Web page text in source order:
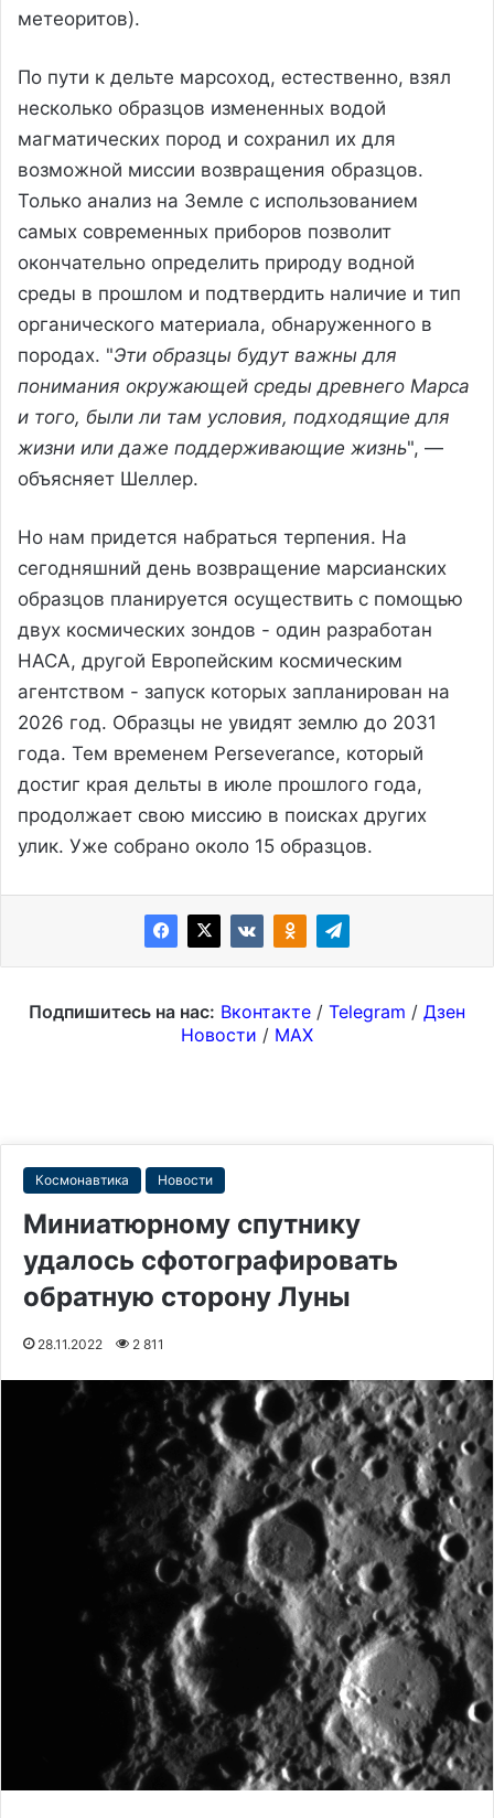
метеоритов).
По пути к дельте марсоход, естественно, взял
несколько образцов измененных водой
магматических пород и сохранил их для
возможной миссии возвращения образцов.
Только анализ на Земле с использованием
самых современных приборов позволит
окончательно определить природу водной
среды в прошлом и подтвердить наличие и тип
органического материала, обнаруженного в
породах. "Эти образцы будут важны для
понимания окружающей среды древнего Марса
и того, были ли там условия, подходящие для
жизни или даже поддерживающие жизнь", —
объясняет Шеллер.
Но нам придется набраться терпения. На
сегодняшний день возвращение марсианских
образцов планируется осуществить с помощью
двух космических зондов - один разработан
НАСА, другой Европейским космическим
агентством - запуск которых запланирован на
2026 год. Образцы не увидят землю до 2031
года. Тем временем Perseverance, который
достиг края дельты в июле прошлого года,
продолжает свою миссию в поисках других
улик. Уже собрано около 15 образцов.
Подпишитесь на нас: Вконтакте / Telegram / Дзен
Новости / MAX